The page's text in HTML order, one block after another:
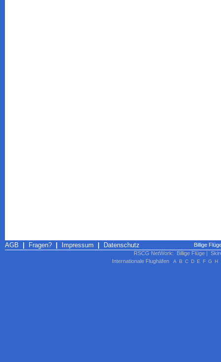
AGB Fragen? Impressum Datenschutz
Billige
RSCG NetWork: Billige Flüge |
Internationale Flughäfen
A B C D E F G H